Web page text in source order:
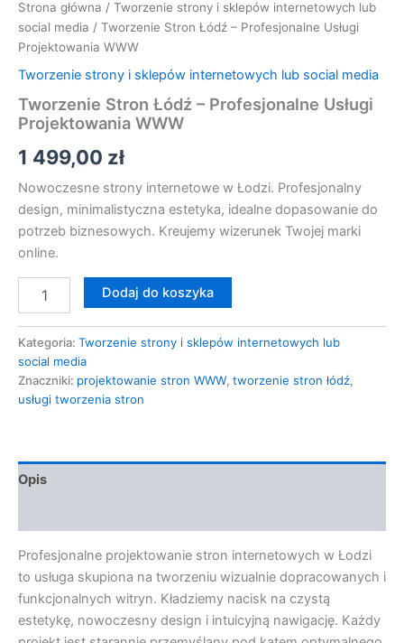
Strona główna / Tworzenie strony i sklepów internetowych lub
social media / Tworzenie Stron Łódź – Profesjonalne Usługi
Projektowania WWW
Tworzenie strony i sklepów internetowych lub social media
Tworzenie Stron Łódź – Profesjonalne Usługi
Projektowania WWW
1 499,00 zł
Nowoczesne strony internetowe w Łodzi. Profesjonalny
design, minimalistyczna estetyka, idealne dopasowanie do
potrzeb biznesowych. Kreujemy wizerunek Twojej marki
online.
Dodaj do koszyka
Kategoria: Tworzenie strony i sklepów internetowych lub
social media
Znaczniki: projektowanie stron WWW, tworzenie stron łódź,
usługi tworzenia stron
Opis
Profesjonalne projektowanie stron internetowych w Łodzi
to usługa skupiona na tworzeniu wizualnie dopracowanych i
funkcjonalnych witryn. Kładziemy nacisk na czystą
estetykę, nowoczesny design i intuicyjną nawigację. Każdy